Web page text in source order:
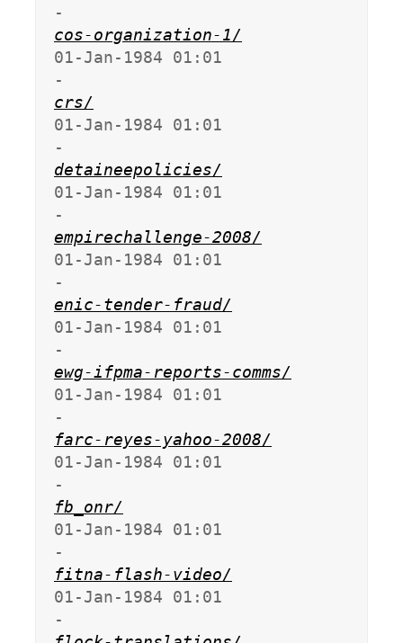
cos-organization-1/
01-Jan-1984 01:01
crs/
01-Jan-1984 01:01
detaineepolicies/
01-Jan-1984 01:01
empirechallenge-2008/
01-Jan-1984 01:01
enic-tender-fraud/
01-Jan-1984 01:01
ewg-ifpma-reports-comms/
01-Jan-1984 01:01
farc-reyes-yahoo-2008/
01-Jan-1984 01:01
fb_onr/
01-Jan-1984 01:01
fitna-flash-video/
01-Jan-1984 01:01